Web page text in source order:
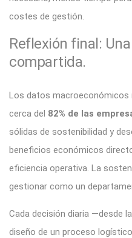
costes de gestión.
Reflexión final:
compartida.
Los datos macroeconómicos
cerca del 82% de las
sólidas de sostenibilidad y
beneficios económicos
eficiencia operativa. La
gestionar como un
Cada decisión diaria —desde
diseño de un proceso